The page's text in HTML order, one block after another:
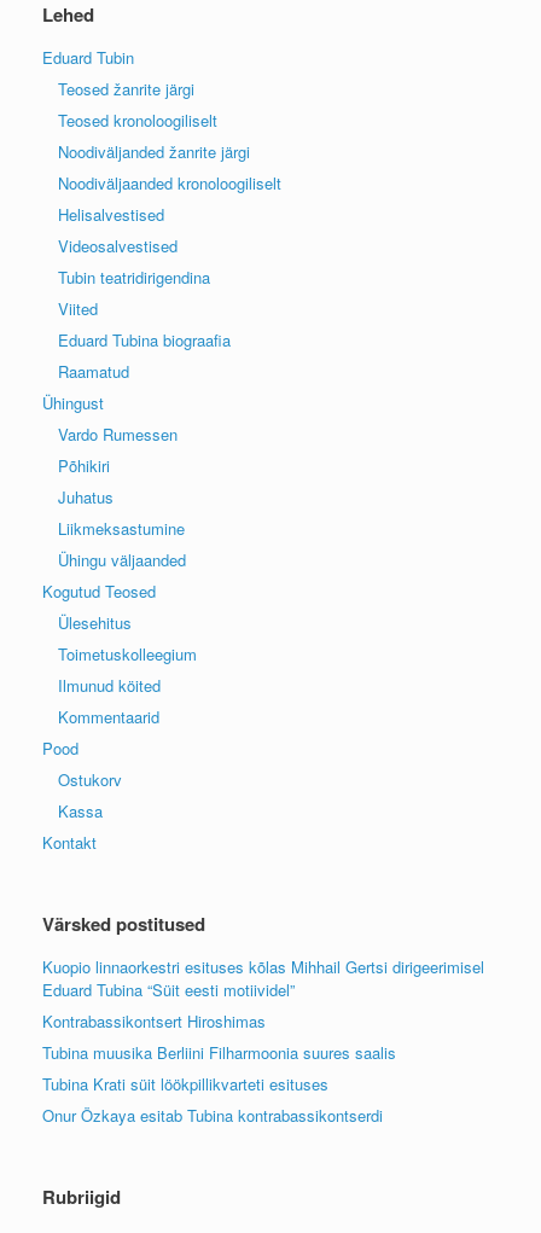
Lehed
Eduard Tubin
Teosed žanrite järgi
Teosed kronoloogiliselt
Noodiväljanded žanrite järgi
Noodiväljaanded kronoloogiliselt
Helisalvestised
Videosalvestised
Tubin teatridirigendina
Viited
Eduard Tubina biograafia
Raamatud
Ühingust
Vardo Rumessen
Põhikiri
Juhatus
Liikmeksastumine
Ühingu väljaanded
Kogutud Teosed
Ülesehitus
Toimetuskolleegium
Ilmunud köited
Kommentaarid
Pood
Ostukorv
Kassa
Kontakt
Värsked postitused
Kuopio linnaorkestri esituses kõlas Mihhail Gertsi dirigeerimisel
Eduard Tubina “Süit eesti motiividel”
Kontrabassikontsert Hiroshimas
Tubina muusika Berliini Filharmoonia suures saalis
Tubina Krati süit löökpillikvarteti esituses
Onur Özkaya esitab Tubina kontrabassikontserdi
Rubriigid